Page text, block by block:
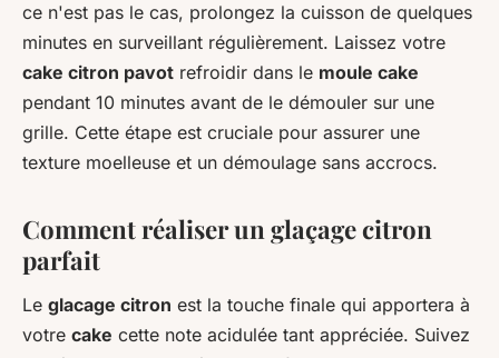
ce n'est pas le cas, prolongez la cuisson de quelques
minutes en surveillant régulièrement. Laissez votre
cake citron pavot refroidir dans le moule cake
pendant 10 minutes avant de le démouler sur une
grille. Cette étape est cruciale pour assurer une
texture moelleuse et un démoulage sans accrocs.
Comment réaliser un glaçage citron
parfait
Le glacage citron est la touche finale qui apportera à
votre cake cette note acidulée tant appréciée. Suivez